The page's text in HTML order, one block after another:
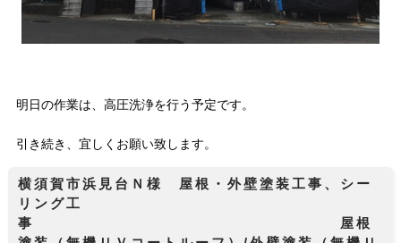
明日の作業は、高圧洗浄を行う予定です。
引き続き、宜しくお願い致します。
横須賀市浜見台Ｎ様 屋根・外壁塗装工事、シー
リング工
事 屋根